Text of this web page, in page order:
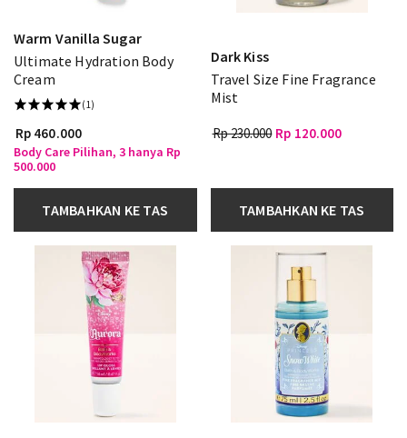
Warm Vanilla Sugar
Ultimate Hydration Body
Cream
(1)
Rp 460.000
Body Care Pilihan, 3 hanya Rp
500.000
TAMBAHKAN KE TAS
Dark Kiss
Travel Size Fine Fragrance
Mist
Rp 230.000 Rp 120.000
TAMBAHKAN KE TAS